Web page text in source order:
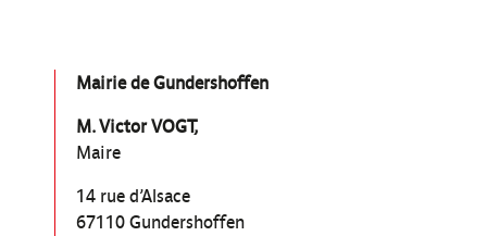
Mairie de Gundershoffen
M. Victor VOGT,
Maire
14 rue d’Alsace
67110 Gundershoffen